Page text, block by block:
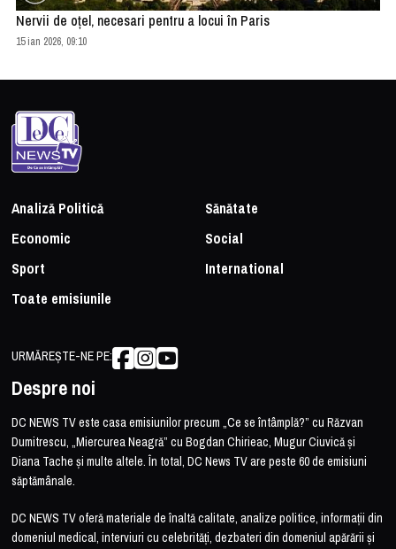
Nervii de oţel, necesari pentru a locui în Paris
15 ian 2026, 09:10
Analiză Politică
Sănătate
Economic
Social
Sport
International
Toate emisiunile
URMĂREȘTE-NE PE:
Despre noi
DC NEWS TV este casa emisiunilor precum „Ce se întâmplă?” cu Răzvan
Dumitrescu, „Miercurea Neagră” cu Bogdan Chirieac, Mugur Ciuvică și
Diana Tache și multe altele. În total, DC News TV are peste 60 de emisiuni
săptămânale.
DC NEWS TV oferă materiale de înaltă calitate, analize politice, informații din
domeniul medical, interviuri cu celebrități, dezbateri din domeniul apărării și